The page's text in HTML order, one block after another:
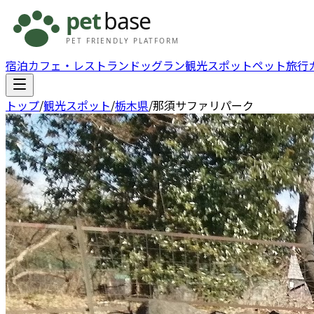
宿泊カフェ・レストラン ドッグラン観光スポットペット旅行
トップ/観光スポット/栃木県/那須サファリパーク